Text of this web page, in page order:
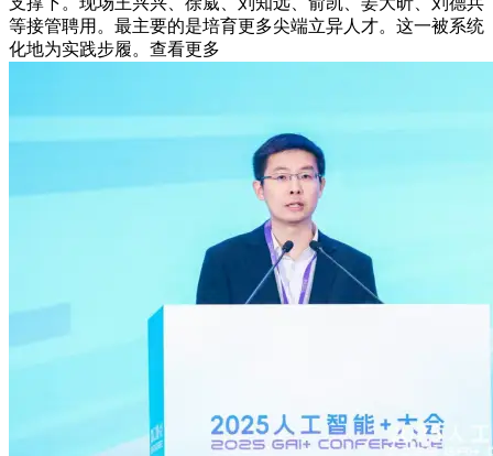
等接管聘用。最主要的是培育更多尖端立异人才。这一被系统
化地为实践步履。查看更多